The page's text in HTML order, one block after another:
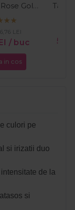
Gold
/ buc
LEI
in cos
culori pe
si irizatii duo
de la
si